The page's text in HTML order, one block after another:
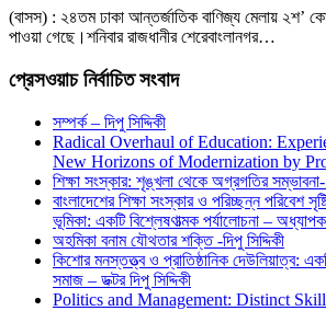
(বাসস) : ২৪তম ঢাকা আন্তর্জাতিক বাণিজ্য মেলায় ২শ’
পাওয়া গেছে।শনিবার রাজধানীর শেরেবাংলানগর…
প্রেসওয়াচ নির্বাচিত সংবাদ
সম্পর্ক – দিপু সিদ্দিকী
Radical Overhaul of Education:
New Horizons of Modernization by
শিক্ষা সংস্কার: শৃঙ্খলা থেকে অগ্রগতির সম্ভাবনা-
বাংলাদেশের শিক্ষা সংস্কার ও পরিচ্ছন্ন পরিবেশ
ভূমিকা: একটি বিশ্লেষণাত্মক পর্যালোচনা – অধ্যাপক
অহমিকা বনাম যৌথতার শক্তি -দিপু সিদ্দিকী
কিশোর মনস্তত্ত্ব ও প্রাতিষ্ঠানিক দেউলিয়াত্ব:
সমাজ – ডক্টর দিপু সিদ্দিকী
Politics and Management: Distinct